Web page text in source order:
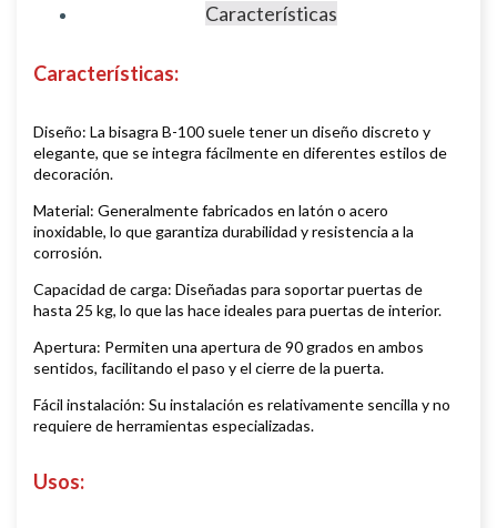
Características
Características:
Diseño: La bisagra B-100 suele tener un diseño discreto y
elegante, que se integra fácilmente en diferentes estilos de
decoración.
Material: Generalmente fabricados en latón o acero
inoxidable, lo que garantiza durabilidad y resistencia a la
corrosión.
Capacidad de carga: Diseñadas para soportar puertas de
hasta 25 kg, lo que las hace ideales para puertas de interior.
Apertura: Permiten una apertura de 90 grados en ambos
sentidos, facilitando el paso y el cierre de la puerta.
Fácil instalación: Su instalación es relativamente sencilla y no
requiere de herramientas especializadas.
Usos: